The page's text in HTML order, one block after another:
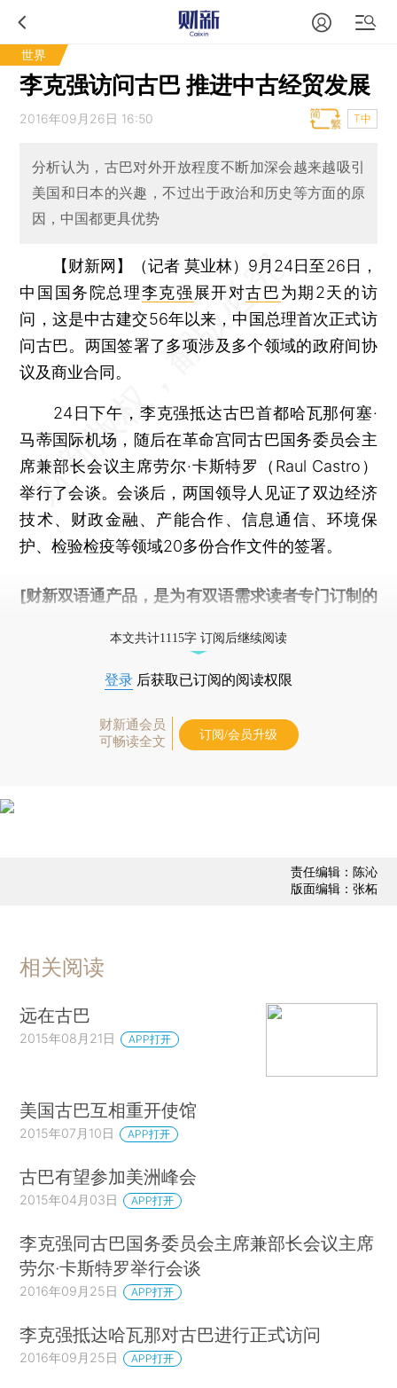
世界
李克强访问古巴 推进中古经贸发展
2016年09月26日 16:50 T中
分析认为，古巴对外开放程度不断加深会越来越吸引
美国和日本的兴趣，不过出于政治和历史等方面的原
因，中国都更具优势
【财新网】（记者 莫业林） 9月24日至26日，
中国国务院总理李克强 展开对古巴为期2天的访
问，这是中古建交56年以来，中国总理首次正式访
问古巴。两国签署了多项涉及多个领域的政府间协
议及商业合同。
24日下午，李克强抵达古巴首都哈瓦那何塞·
马蒂国际机场，随后在革命宫同古巴国务委员会主
席兼部长会议主席劳尔·卡斯特罗（Raul Castro）
举行了会谈。会谈后，两国领导人见证了双边经济
技术、财政金融、产能合作、信息通信、环境保
护、检验检疫等领域20多份合作文件的签署。
[财新双语通产品，是为有双语需求读者专门订制的
本文共计1115字 订阅后继续阅读
登录 后获取已订阅的阅读权限
财新通会员
可畅读全文
订阅/会员升级
责任编辑：陈沁
版面编辑：张柘
相关阅读
远在古巴
2015年08月21日 APP打开
美国古巴互相重开使馆
2015年07月10日 APP打开
古巴有望参加美洲峰会
2015年04月03日 APP打开
李克强同古巴国务委员会主席兼部长会议主席
劳尔·卡斯特罗举行会谈
2016年09月25日 APP打开
李克强抵达哈瓦那对古巴进行正式访问
2016年09月25日 APP打开